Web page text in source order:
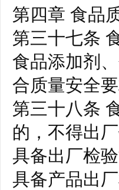
第四章 食品
第三十七条
食品添加剂
合质量安全
第三十八条
的，不得出厂
具备出厂检
具备产品出